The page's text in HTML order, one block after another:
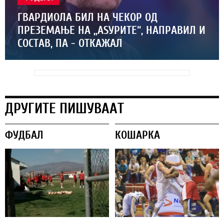
ГВАРДИОЛА БИЛ НА ЧЕКОР ОД
ПРЕЗЕМАЊЕ НА „АЅУРИТЕ“, НАПРАВИЛ И
СОСТАВ, ПА - ОТКАЖАЛ
ДРУГИТЕ ПИШУВААТ
ФУДБАЛ КОШАРКА